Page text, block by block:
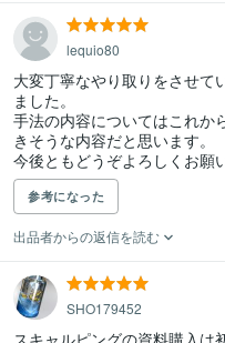
lequio80
大変丁寧なやり取りをさせて
ました。
手法の内容についてはこれか
きそうな内容だと思います。
今後ともどうぞよろしくお願
参考になった
出品者からの返信を読む
SHO179452